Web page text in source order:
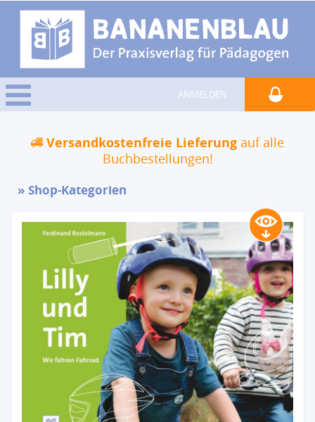
ANMELDEN
Versandkostenfreie Lieferung auf alle
Buchbestellungen!
Shop-Kategorien